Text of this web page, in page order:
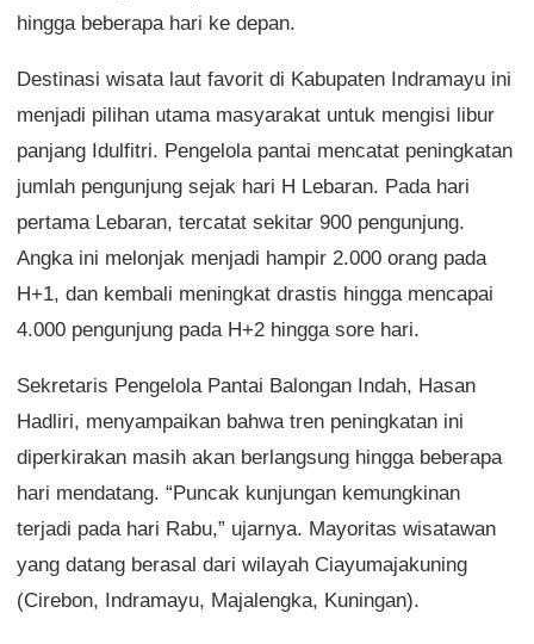
hingga beberapa hari ke depan.
Destinasi wisata laut favorit di Kabupaten Indramayu ini
menjadi pilihan utama masyarakat untuk mengisi libur
panjang Idulfitri. Pengelola pantai mencatat peningkatan
jumlah pengunjung sejak hari H Lebaran. Pada hari
pertama Lebaran, tercatat sekitar 900 pengunjung.
Angka ini melonjak menjadi hampir 2.000 orang pada
H+1, dan kembali meningkat drastis hingga mencapai
4.000 pengunjung pada H+2 hingga sore hari.
Sekretaris Pengelola Pantai Balongan Indah, Hasan
Hadliri, menyampaikan bahwa tren peningkatan ini
diperkirakan masih akan berlangsung hingga beberapa
hari mendatang. “Puncak kunjungan kemungkinan
terjadi pada hari Rabu,” ujarnya. Mayoritas wisatawan
yang datang berasal dari wilayah Ciayumajakuning
(Cirebon, Indramayu, Majalengka, Kuningan).